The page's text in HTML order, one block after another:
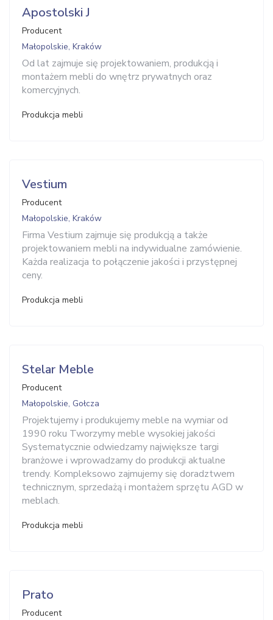
Apostolski J
Producent
Małopolskie, Kraków
Od lat zajmuje się projektowaniem, produkcją i
montażem mebli do wnętrz prywatnych oraz
komercyjnych.
Produkcja mebli
Vestium
Producent
Małopolskie, Kraków
Firma Vestium zajmuje się produkcją a także
projektowaniem mebli na indywidualne zamówienie.
Każda realizacja to połączenie jakości i przystępnej
ceny.
Produkcja mebli
Stelar Meble
Producent
Małopolskie, Gołcza
Projektujemy i produkujemy meble na wymiar od
1990 roku Tworzymy meble wysokiej jakości
Systematycznie odwiedzamy największe targi
branżowe i wprowadzamy do produkcji aktualne
trendy. Kompleksowo zajmujemy się doradztwem
technicznym, sprzedażą i montażem sprzętu AGD w
meblach.
Produkcja mebli
Prato
Producent